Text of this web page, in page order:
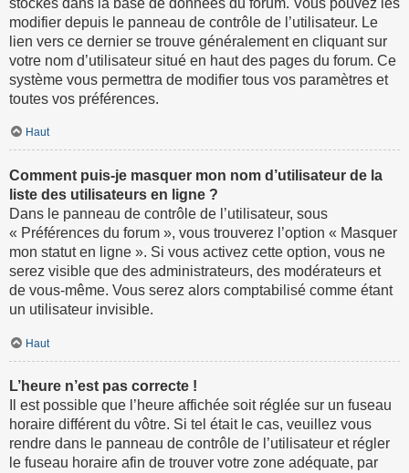
modifier depuis le panneau de contrôle de l’utilisateur. Le
lien vers ce dernier se trouve généralement en cliquant sur
votre nom d’utilisateur situé en haut des pages du forum. Ce
système vous permettra de modifier tous vos paramètres et
toutes vos préférences.
Haut
Comment puis-je masquer mon nom d’utilisateur de la
liste des utilisateurs en ligne ?
Dans le panneau de contrôle de l’utilisateur, sous
« Préférences du forum », vous trouverez l’option « Masquer
mon statut en ligne ». Si vous activez cette option, vous ne
serez visible que des administrateurs, des modérateurs et
de vous-même. Vous serez alors comptabilisé comme étant
un utilisateur invisible.
Haut
L’heure n’est pas correcte !
Il est possible que l’heure affichée soit réglée sur un fuseau
horaire différent du vôtre. Si tel était le cas, veuillez vous
rendre dans le panneau de contrôle de l’utilisateur et régler
le fuseau horaire afin de trouver votre zone adéquate, par